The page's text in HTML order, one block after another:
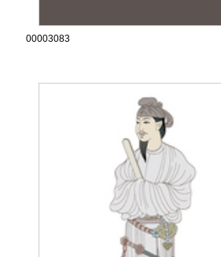
00003083